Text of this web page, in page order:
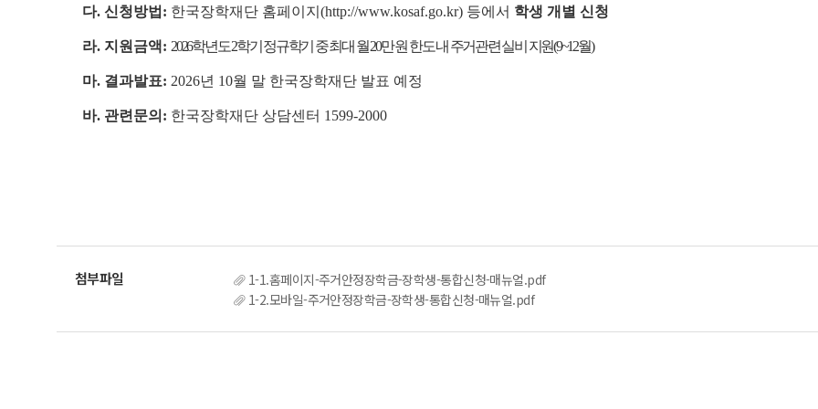
다. 신청방법: 한국장학재단 홈페이지(http://www.kosaf.go.kr) 등에서 학생 개별 신청
라. 지원금액: 2026학년도 2학기 정규학기 중 최대 월 20만 원 한도 내 주거관련 실비 지원(9~12월)
마. 결과발표: 2026년 10월 말 한국장학재단 발표 예정
바. 관련문의: 한국장학재단 상담센터 1599-2000
1-1.홈페이지-주거안정장학금-장학생-통합신청-매뉴얼.pdf
1-2.모바일-주거안정장학금-장학생-통합신청-매뉴얼.pdf